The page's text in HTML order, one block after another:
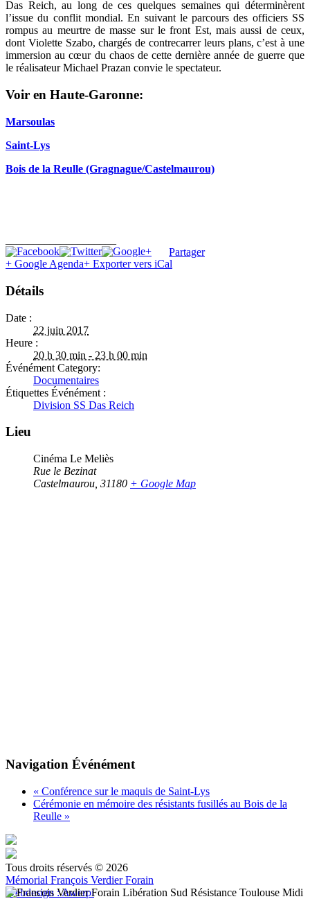
Das Reich, au long de ces quelques semaines qui déterminèrent
l’issue du conflit mondial. En suivant le parcours des officiers SS
rompus au meurtre de masse sur le front Est, mais aussi de ceux,
dont Violette Szabo, chargés de contrecarrer leurs plans, c’est à une
immersion au cœur du chaos de cette dernière année de guerre que
le réalisateur Michael Prazan convie le spectateur.
Voir en Haute-Garonne:
Marsoulas
Saint-Lys
Bois de la Reulle (Gragnague/Castelmaurou)
Partager
+ Google Agenda+ Exporter vers iCal
Détails
Date :
22 juin 2017
Heure :
20 h 30 min - 23 h 00 min
Événément Category:
Documentaires
Étiquettes Événément :
Division SS Das Reich
Lieu
Cinéma Le Meliès
Rue le Bezinat
Castelmaurou 31180 + Google Map
Navigation Événément
« Conférence sur le maquis de Saint-Lys
Cérémonie en mémoire des résistants fusillés au Bois de la
Reulle »
Tous droits réservés © 2026
Mémorial François Verdier Forain
Webdesign : Awerpi